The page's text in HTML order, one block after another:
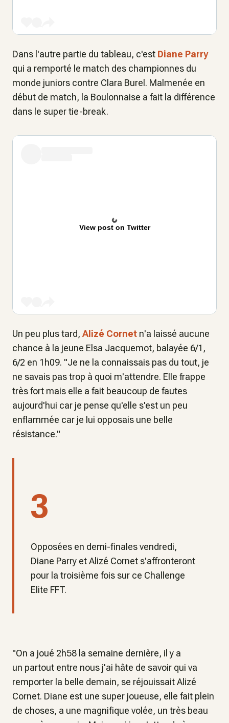
Dans l'autre partie du tableau, c'est Diane Parry
qui a remporté le match des championnes du
monde juniors contre Clara Burel. Malmenée en
début de match, la Boulonnaise a fait la différence
dans le super tie-break.
View post on Twitter
Un peu plus tard, Alizé Cornet n'a laissé aucune
chance à la jeune Elsa Jacquemot, balayée 6/1,
6/2 en 1h09. "Je ne la connaissais pas du tout, je
ne savais pas trop à quoi m'attendre. Elle frappe
très fort mais elle a fait beaucoup de fautes
aujourd'hui car je pense qu'elle s'est un peu
enflammée car je lui opposais une belle
résistance."
3
Opposées en demi-finales vendredi,
Diane Parry et Alizé Cornet s'affronteront
pour la troisième fois sur ce Challenge
Elite FFT.
"On a joué 2h58 la semaine dernière, il y a
un partout entre nous j'ai hâte de savoir qui va
remporter la belle demain, se réjouissait Alizé
Cornet. Diane est une super joueuse, elle fait plein
de choses, a une magnifique volée, un très beau